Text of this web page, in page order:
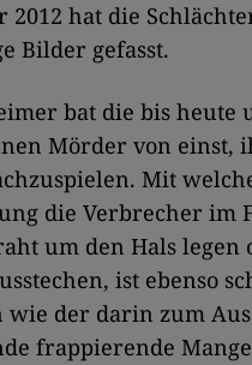
2012 hat die
Bilder gefasst.
bat die bis heute
Mörder von einst,
Mit
die Verbrecher im
um den Hals legen
ist ebenso
wie der darin zum
frappierende